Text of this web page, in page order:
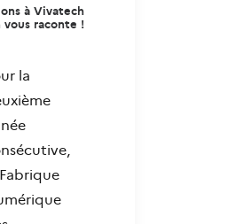
à Vivatech
vous raconte !
la